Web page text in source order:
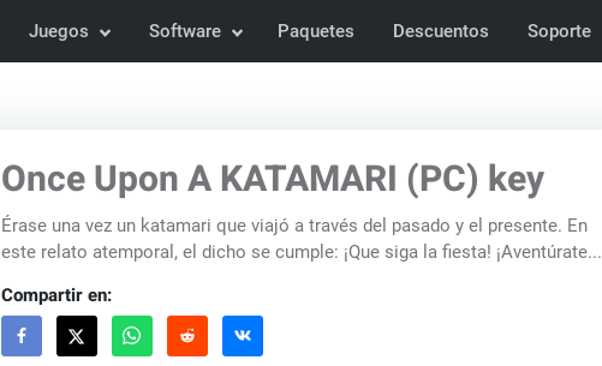
Juegos Software Paquetes Descuentos Soporte
Once Upon A KATAMARI (PC) key
Érase una vez un katamari que viajó a través del pasado y el presente. En
este relato atemporal, el dicho se cumple: ¡Que siga la fiesta! ¡Aventúrate...
Compartir en: